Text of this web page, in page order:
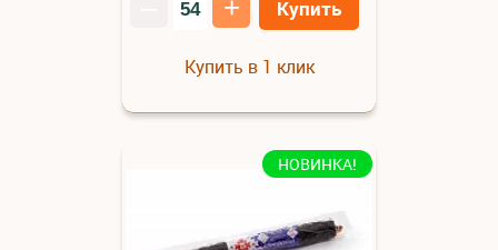
+ Купить
Купить в 1 клик
НОВИНКА!